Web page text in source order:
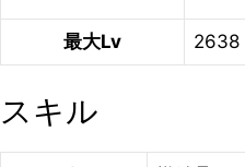
最大Lv 2638
スキル